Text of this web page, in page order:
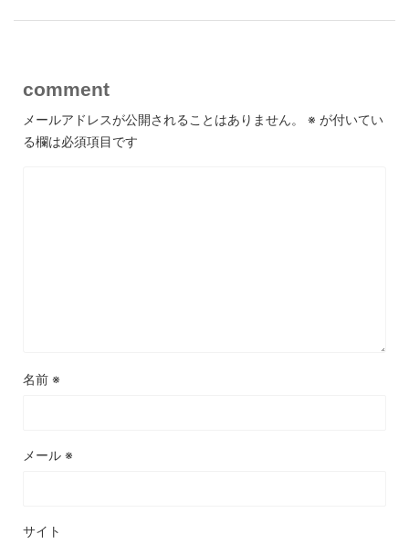
comment
メールアドレスが公開されることはありません。 ※ が付いてい
る欄は必須項目です
名前 ※
メール ※
サイト